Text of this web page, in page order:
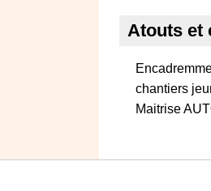
Atouts et
chantiers
Maitrise